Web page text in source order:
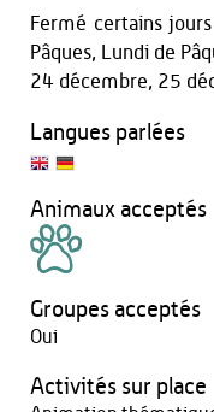
Fermé certains
Pâques, Lundi de
24 décembre, 25
Langues parlées
Animaux acceptés
Groupes acceptés
Oui
Activités sur place